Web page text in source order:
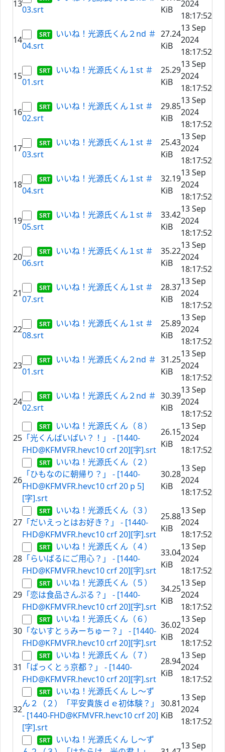
13
03.srt
KiB
2024
18:17:52
14
いいね！光源氏くん２nd ＃
04.srt
27.24
KiB
13 Sep
2024
18:17:52
15
いいね！光源氏くん１st ＃
01.srt
25.29
KiB
13 Sep
2024
18:17:52
16
いいね！光源氏くん１st ＃
02.srt
29.85
KiB
13 Sep
2024
18:17:52
17
いいね！光源氏くん１st ＃
03.srt
25.43
KiB
13 Sep
2024
18:17:52
18
いいね！光源氏くん１st ＃
04.srt
32.19
KiB
13 Sep
2024
18:17:52
19
いいね！光源氏くん１st ＃
05.srt
33.42
KiB
13 Sep
2024
18:17:52
20
いいね！光源氏くん１st ＃
06.srt
35.22
KiB
13 Sep
2024
18:17:52
21
いいね！光源氏くん１st ＃
07.srt
28.37
KiB
13 Sep
2024
18:17:52
22
いいね！光源氏くん１st ＃
08.srt
25.89
KiB
13 Sep
2024
18:17:52
23
いいね！光源氏くん２nd ＃
01.srt
31.25
KiB
13 Sep
2024
18:17:52
24
いいね！光源氏くん２nd ＃
02.srt
30.39
KiB
13 Sep
2024
18:17:52
25
いいね！光源氏くん（８）
「光くんばいばい？！」 - [1440-
FHD@KFMVFR.hevc10 crf 20][字].srt
26.15
KiB
13 Sep
2024
18:17:52
26
いいね！光源氏くん（２）
「ひもなのに朝帰り？」 - [1440-
FHD@KFMVFR.hevc10 crf 20 p 5]
[字].srt
30.28
KiB
13 Sep
2024
18:17:52
27
いいね！光源氏くん（３）
「だいえっとはお好き？」 - [1440-
FHD@KFMVFR.hevc10 crf 20][字].srt
25.88
KiB
13 Sep
2024
18:17:52
28
いいね！光源氏くん（４）
「らいばるにご用心？」 - [1440-
FHD@KFMVFR.hevc10 crf 20][字].srt
33.04
KiB
13 Sep
2024
18:17:52
29
いいね！光源氏くん（５）
「恋は食品さんぷる？」 - [1440-
FHD@KFMVFR.hevc10 crf 20][字].srt
34.25
KiB
13 Sep
2024
18:17:52
30
いいね！光源氏くん（６）
「ないすとぅみーちゅー？」 - [1440-
FHD@KFMVFR.hevc10 crf 20][字].srt
36.02
KiB
13 Sep
2024
18:17:52
31
いいね！光源氏くん（７）
「ばっくとぅ京都？」 - [1440-
FHD@KFMVFR.hevc10 crf 20][字].srt
28.94
KiB
13 Sep
2024
18:17:52
32
いいね！光源氏くん し～ず
ん２（２）「平安貴族ｄｅ初体験？」
- [1440-FHD@KFMVFR.hevc10 crf 20]
[字].srt
30.81
KiB
13 Sep
2024
18:17:52
いいね！光源氏くん し～ず
13 Sep